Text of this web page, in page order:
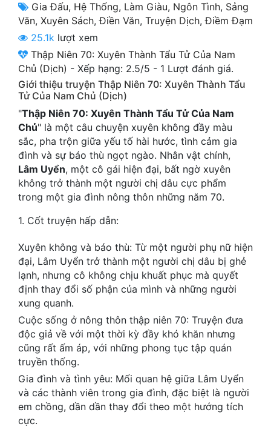
Cổ Đại
Du Hí
Dã Sử
Dị Giới
Dị Năng
Gia Đấu
Góc Nhìn Nam
Góc Nhìn Nữ
Huyền Ảo
Hài Hước
Hệ Thống
Học Đường
Khoa Huyễn
Khoa Huyễn Không Gian
Kiếm Hiệp
Gia Đấu, Hệ Thống, Làm Giàu, Ngôn Tình, Sảng
Văn, Xuyên Sách,Điền Văn, Truyện Dịch,Điềm Đạm
25.1k lượt xem
Thập Niên 70: Xuyên Thành Tẩu Tử Của Nam
Chủ (Dịch) - Xếp hạng: 2.5/5 - 1 Lượt đánh giá.
Giới thiệu truyện Thập Niên 70: Xuyên Thành Tẩu
Tử Của Nam Chủ (Dịch)
"Thập Niên 70: Xuyên Thành Tẩu Tử Của Nam
Chủ" là một câu chuyện xuyên không đầy màu
sắc, pha trộn giữa yếu tố hài hước, tình cảm gia
đình và sự báo thù ngọt ngào. Nhân vật chính,
Lâm Uyển, một cô gái hiện đại, bất ngờ xuyên
không trở thành một người chị dâu cực phẩm
trong một gia đình nông thôn những năm 70.
1. Cốt truyện hấp dẫn:
Xuyên không và báo thù: Từ một người phụ nữ hiện
đại, Lâm Uyển trở thành một người chị dâu bị ghẻ
lạnh, nhưng cô không chịu khuất phục mà quyết
định thay đổi số phận của mình và những người
xung quanh.
Cuộc sống ở nông thôn thập niên 70: Truyện đưa
độc giả về với một thời kỳ đầy khó khăn nhưng
cũng rất ấm áp, với những phong tục tập quán
truyền thống.
Gia đình và tình yêu: Mối quan hệ giữa Lâm Uyển
và các thành viên trong gia đình, đặc biệt là người
em chồng, dần dần thay đổi theo một hướng tích
cực.